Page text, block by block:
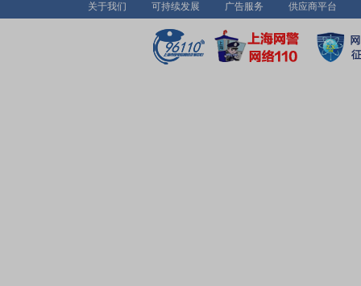
关于我们 可持续发展 广告服务 供应商平台